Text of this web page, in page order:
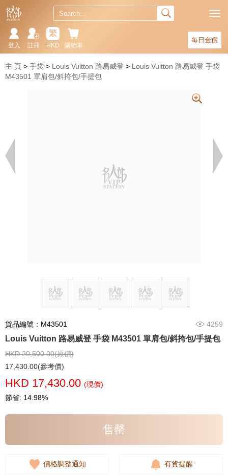
每日金價
購物車
繁
HKD
註冊
登入
主 頁 手袋 Louis Vuitton 路易威登
Louis Vuitton 路易威登 手袋
M43501 單肩包/斜挎包/手提包
貨品編號：M43501 4259
Louis Vuitton 路易威登 手袋 M43501 單肩包/斜挎包/手提包
HKD 20,500.00(原價)
17,430.00(參考價)
HKD 17,430.00 (現價)
節省: 14.98%
售罄
價格調整通知 有貨提醒